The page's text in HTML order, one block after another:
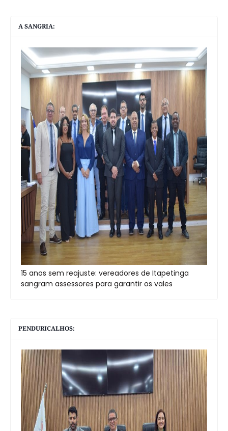
A SANGRIA:
15 anos sem reajuste: vereadores de Itapetinga
sangram assessores para garantir os vales
PENDURICALHOS: